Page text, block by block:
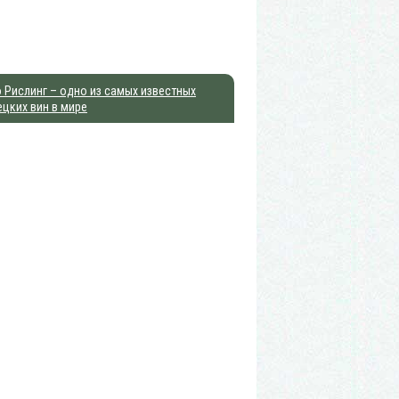
Рислинг – одно из самых известных
вин в мире